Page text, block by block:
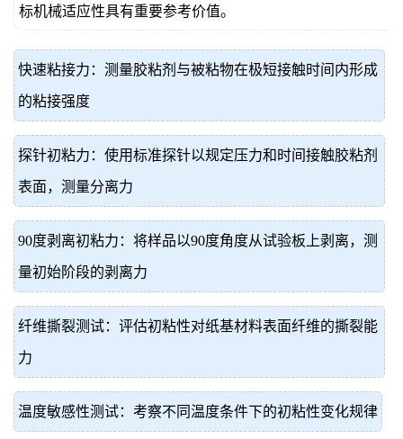
标机械适应性具有重要参考价值。
快速粘接力：测量胶粘剂与被粘物在极短接触时间内形成
的粘接强度
探针初粘力：使用标准探针以规定压力和时间接触胶粘剂
表面，测量分离力
90度剥离初粘力：将样品以90度角度从试验板上剥离，测
量初始阶段的剥离力
纤维撕裂测试：评估初粘性对纸基材料表面纤维的撕裂能
力
温度敏感性测试：考察不同温度条件下的初粘性变化规律